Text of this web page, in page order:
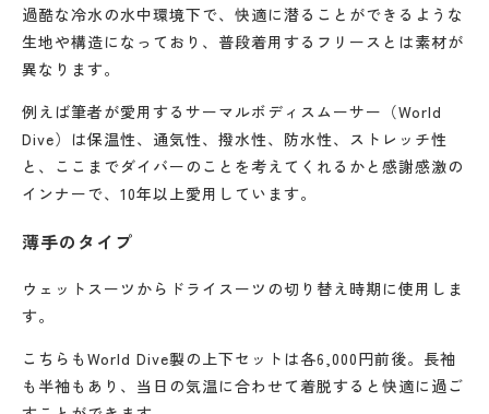
過酷な冷水の水中環境下で、快適に潜ることができるような
生地や構造になっており、普段着用するフリースとは素材が
異なります。
例えば筆者が愛用するサーマルボディスムーサー（World
Dive）は保温性、通気性、撥水性、防水性、ストレッチ性
と、ここまでダイバーのことを考えてくれるかと感謝感激の
インナーで、10年以上愛用しています。
薄手のタイプ
ウェットスーツからドライスーツの切り替え時期に使用しま
す。
こちらもWorld Dive製の上下セットは各6,000円前後。長袖
も半袖もあり、当日の気温に合わせて着脱すると快適に過ご